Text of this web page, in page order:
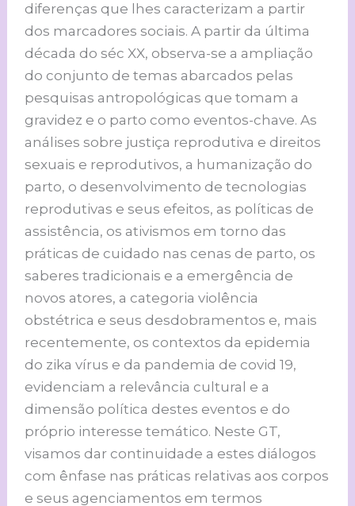
diferenças que lhes caracterizam a partir
dos marcadores sociais. A partir da última
década do séc XX, observa-se a ampliação
do conjunto de temas abarcados pelas
pesquisas antropológicas que tomam a
gravidez e o parto como eventos-chave. As
análises sobre justiça reprodutiva e direitos
sexuais e reprodutivos, a humanização do
parto, o desenvolvimento de tecnologias
reprodutivas e seus efeitos, as políticas de
assistência, os ativismos em torno das
práticas de cuidado nas cenas de parto, os
saberes tradicionais e a emergência de
novos atores, a categoria violência
obstétrica e seus desdobramentos e, mais
recentemente, os contextos da epidemia
do zika vírus e da pandemia de covid 19,
evidenciam a relevância cultural e a
dimensão política destes eventos e do
próprio interesse temático. Neste GT,
visamos dar continuidade a estes diálogos
com ênfase nas práticas relativas aos corpos
e seus agenciamentos em termos